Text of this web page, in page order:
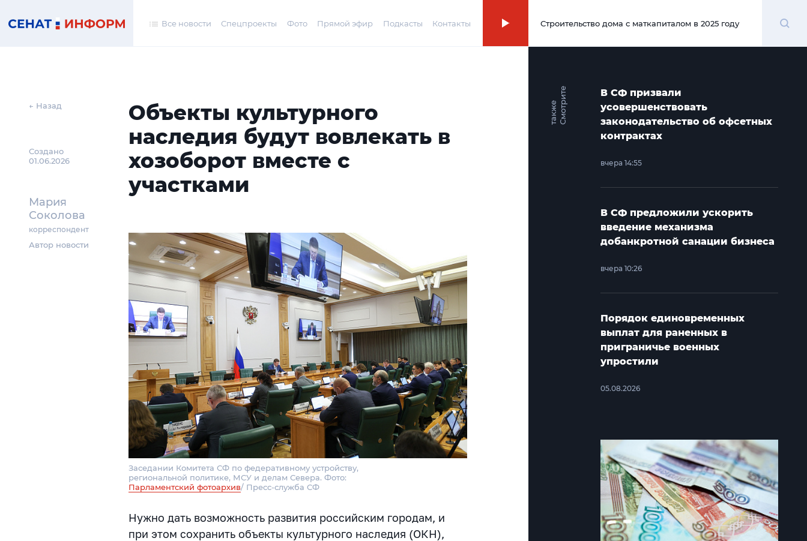
Все новости Спецпроекты Фото Прямой эфир Подкасты Контакты 00:00
Строительство дома с маткапиталом в 2025 году
← Назад
Создано
01.06.2026
Мария
Соколова
корреспондент
Автор новости
Объекты культурного
наследия будут вовлекать в
хозоборот вместе с
участками
Заседании Комитета СФ по федеративному устройству,
региональной политике, МСУ и делам Севера. Фото:
Парламентский фотоархив/ Пресс-служба СФ
Нужно дать возможность развития российским городам, и
при этом сохранить объекты культурного наследия (ОКН),
С
м
о
т
р и
т
е
т
а
к
ж
е
В СФ призвали
усовершенствовать
законодательство об офсетных
контрактах
вчера 14:55
В СФ предложили ускорить
введение механизма
добанкротной санации бизнеса
вчера 10:26
Порядок единовременных
выплат для раненных в
приграничье военных
упростили
05.08.2026